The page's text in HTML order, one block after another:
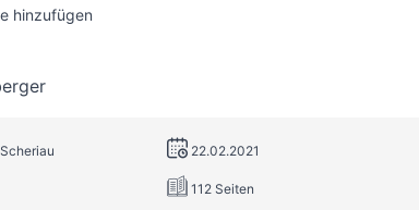
hinzufügen
22.02.2021
112 Seiten